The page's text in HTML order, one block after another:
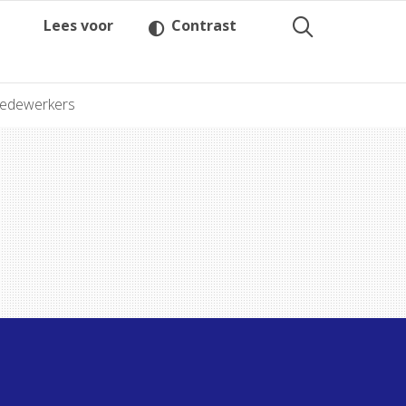
Lees voor Contrast